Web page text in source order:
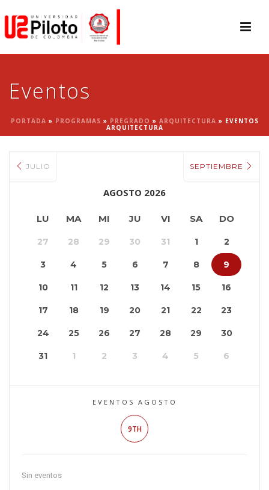
Eventos
PORTADA » PROGRAMAS » PREGRADO » ARQUITECTURA » EVENTOS
ARQUITECTURA
JULIO
AGOSTO 2026
SEPTIEMBRE
LU MA MI JU VI SA DO
27 28 29 30 31 1 2
3 4 5 6 7 8 9
10 11 12 13 14 15 16
17 18 19 20 21 22 23
24 25 26 27 28 29 30
31 1 2 3 4 5 6
EVENTOS AGOSTO
9TH
Sin eventos